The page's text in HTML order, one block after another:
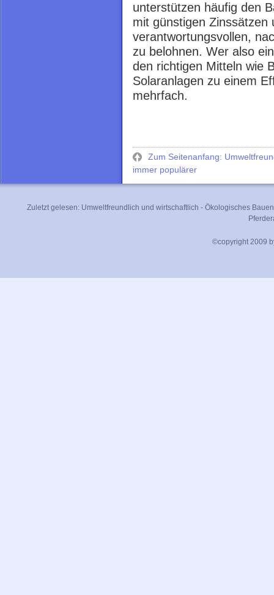
unterstützen häufig den
mit günstigen Zinssätzen
verantwortungsvollen,
zu belohnen. Wer also
den richtigen Mitteln wie
Solaranlagen zu einem
mehrfach.
Zum Seitenanfang:
immer populärer
Zuletzt gelesen: Umweltfreundlich und wirtschaftlich - Ökologisches
©copyright 2009